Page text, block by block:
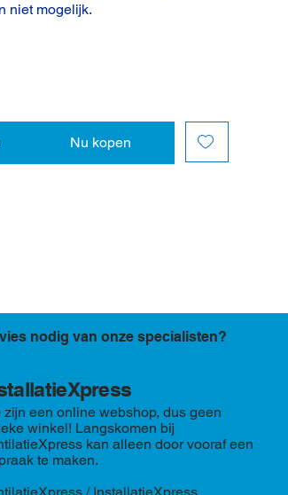
niet mogelijk.
Nu kopen
nodig van onze specialisten?
zijn een online webshop, dus geen
winkel! Langskomen bij
kan alleen door vooraf een
te maken.